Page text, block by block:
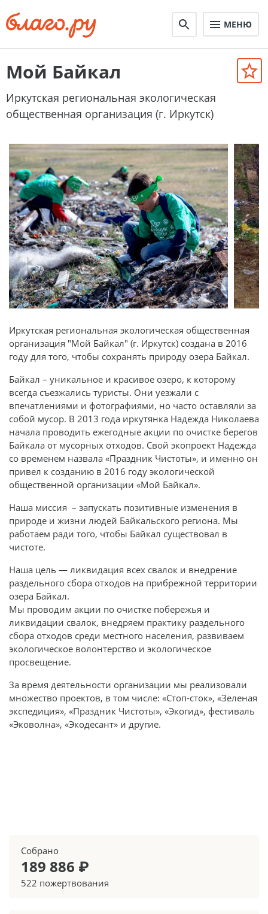
МЕНЮ
Мой Байкал
Иркутская региональная экологическая
общественная организация (г. Иркутск)
Иркутская региональная экологическая общественная
организация "Мой Байкал" (г. Иркутск) создана в 2016
году для того, чтобы сохранять природу озера Байкал.
Байкал – уникальное и красивое озеро, к которому
всегда съезжались туристы. Они уезжали с
впечатлениями и фотографиями, но часто оставляли за
собой мусор. В 2013 года иркутянка Надежда Николаева
начала проводить ежегодные акции по очистке берегов
Байкала от мусорных отходов. Свой экопроект Надежда
со временем назвала «Праздник Чистоты», и именно он
привел к созданию в 2016 году экологической
общественной организации «Мой Байкал».
Наша миссия – запускать позитивные изменения в
природе и жизни людей Байкальского региона. Мы
работаем ради того, чтобы Байкал существовал в
чистоте.
Наша цель — ликвидация всех свалок и внедрение
раздельного сбора отходов на прибрежной территории
озера Байкал.
Мы проводим акции по очистке побережья и
ликвидации свалок, внедряем практику раздельного
сбора отходов среди местного населения, развиваем
экологическое волонтерство и экологическое
просвещение.
За время деятельности организации мы реализовали
множество проектов, в том числе: «Стоп-сток», «Зеленая
экспедиция», «Праздник Чистоты», «Экогид», фестиваль
«Эковолна», «Экодесант» и другие.
Собрано
189 886 ₽
522 пожертвования